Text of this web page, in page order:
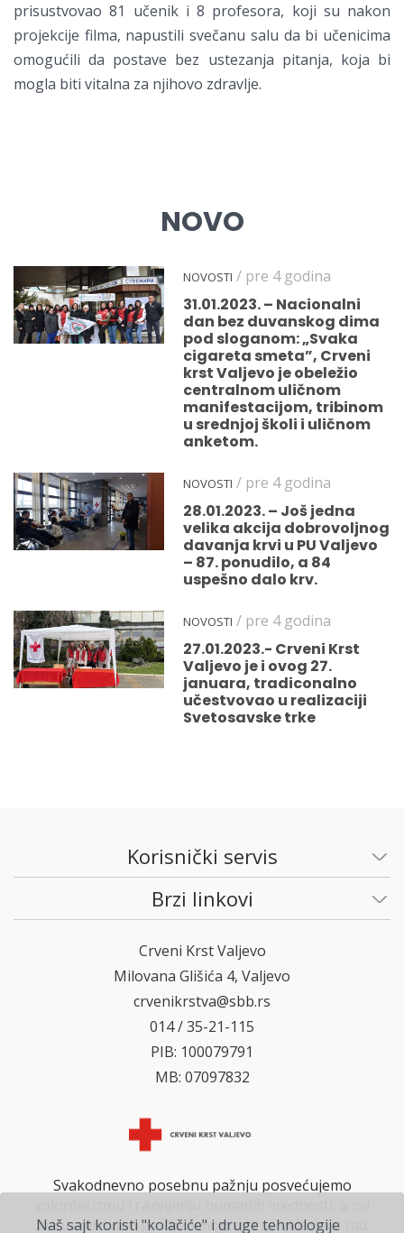
prisustvovao 81 učenik i 8 profesora, koji su nakon
projekcije filma, napustili svečanu salu da bi učenicima
omogućili da postave bez ustezanja pitanja, koja bi
mogla biti vitalna za njihovo zdravlje.
NOVO
NOVOSTI / pre 4 godina
31.01.2023. – Nacionalni
dan bez duvanskog dima
pod sloganom: „Svaka
cigareta smeta”, Crveni
krst Valjevo je obeležio
centralnom uličnom
manifestacijom, tribinom
u srednjoj školi i uličnom
anketom.
NOVOSTI / pre 4 godina
28.01.2023. – Još jedna
velika akcija dobrovoljnog
davanja krvi u PU Valjevo
– 87. ponudilo, a 84
uspešno dalo krv.
NOVOSTI / pre 4 godina
27.01.2023.- Crveni Krst
Valjevo je i ovog 27.
januara, tradiconalno
učestvovao u realizaciji
Svetosavske trke
Korisnički servis
Brzi linkovi
Crveni Krst Valjevo
Milovana Glišića 4, Valjevo
crvenikrstva@sbb.rs
014 / 35-21-115
PIB: 100079791
MB: 07097832
Svakodnevno posebnu pažnju posvećujemo
zainteresovani građani mogu da se uključe u rad
Naš sajt koristi "kolačiće" i druge tehnologije